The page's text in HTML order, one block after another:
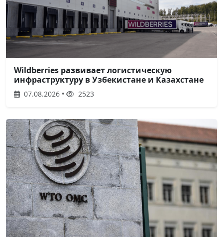
Wildberries развивает логистическую
инфраструктуру в Узбекистане и Казахстане
07.08.2026 • 2523